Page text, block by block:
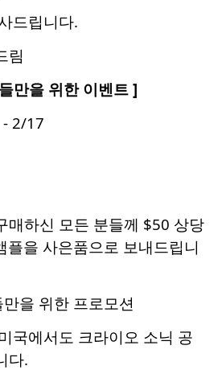
드립니다.
림
만을 위한 이벤트 ]
2/17
매하신 모든 분들께 $50 상당
플을 사은품으로 보내드립니
을 위한 프로모션
국에서도 크라이오 소닉 공
다.